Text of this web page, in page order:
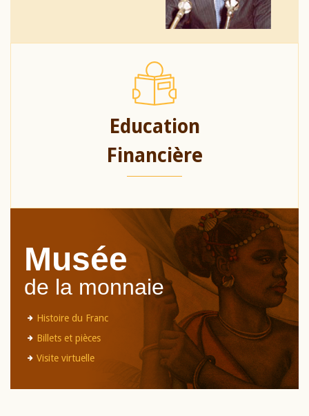
Education
Financière
Musée
de la monnaie
Histoire du Franc
Billets et pièces
Visite virtuelle